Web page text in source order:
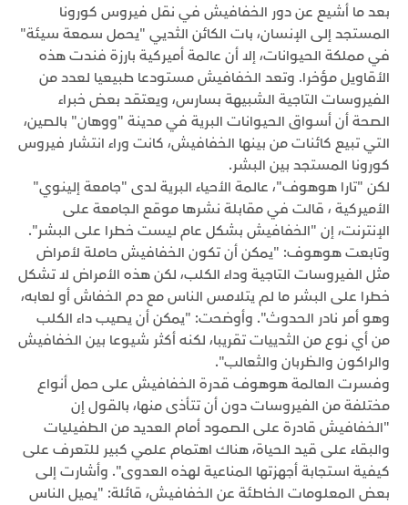
بعد ما أشيع عن دور الخفافيش في نقل فيروس كورونا
المستجد إلى الإنسان، بات الكائن الثديي "يحمل سمعة سيئة"
في مملكة الحيوانات، إلا أن عالمة أميركية بارزة فندت هذه
الأقاويل مؤخرا. وتعد الخفافيش مستودعا طبيعيا لعدد من
الفيروسات التاجية الشبيهة بسارس، ويعتقد بعض خبراء
الصحة أن أسواق الحيوانات البرية في مدينة "ووهان" بالصين،
التي تبيع كائنات من بينها الخفافيش، كانت وراء انتشار فيروس
كورونا المستجد بين البشر.
لكن "تارا هوهوف"، عالمة الأحياء البرية لدى "جامعة إلينوي"
الأميركية ، قالت في مقابلة نشرها موقع الجامعة على
الإنترنت، إن "الخفافيش بشكل عام ليست خطرا على البشر".
وتابعت هوهوف: "يمكن أن تكون الخفافيش حاملة لأمراض
مثل الفيروسات التاجية وداء الكلب، لكن هذه الأمراض لا تشكل
خطرا على البشر ما لم يتلامس الناس مع دم الخفاش أو لعابه،
وهو أمر نادر الحدوث". وأوضحت: "يمكن أن يصيب داء الكلب
من أي نوع من الثدييات تقريبا، لكنه أكثر شيوعا بين الخفافيش
والراكون والظربان والثعالب".
وفسرت العالمة هوهوف قدرة الخفافيش على حمل أنواع
مختلفة من الفيروسات دون أن تتأذى منها، بالقول إن
"الخفافيش قادرة على الصمود أمام العديد من الطفيليات
والبقاء على قيد الحياة، هناك اهتمام علمي كبير للتعرف على
كيفية استجابة أجهزتها المناعية لهذه العدوى". وأشارت إلى
بعض المعلومات الخاطئة عن الخفافيش، قائلة: "يميل الناس